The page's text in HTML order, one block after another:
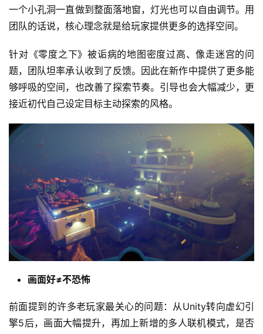
(
中
)
一个小孔洞一直做到整面落地窗，灯光也可以自由调节。用
团队的话说，核心理念就是给玩家提供更多的选择空间。
针对《零度之下》被诟病的地图密度过高、像走迷宫的问
题，团队坦率承认收到了反馈。因此在新作中提供了更多能
够呼吸的空间，也改善了探索节奏。引导也会大幅减少，更
接近初代自己设定目标主动探索的风格。
画面好≠不恐怖
前面提到的许多老玩家最关心的问题：从Unity转向虚幻引
擎5后，画面大幅提升，再加上新增的多人联机模式，是否